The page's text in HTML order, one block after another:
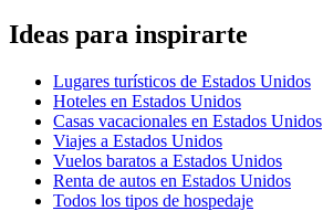
Ideas para inspirarte
Lugares turísticos de Estados Unidos
Hoteles en Estados Unidos
Casas vacacionales en Estados Unidos
Viajes a Estados Unidos
Vuelos baratos a Estados Unidos
Renta de autos en Estados Unidos
Todos los tipos de hospedaje